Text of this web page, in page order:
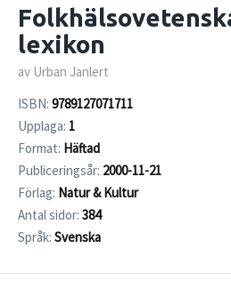
lexikon
av Urban Janlert
ISBN: 9789127071711
Upplaga: 1
Format: Häftad
Publiceringsår: 2000-11-21
Förlag: Natur & Kultur
Antal sidor: 384
Språk: Svenska